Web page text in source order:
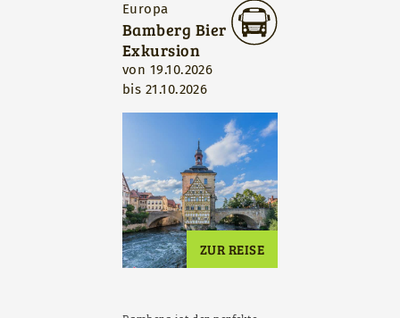
Europa
Bamberg Bier
Exkursion
von 19.10.2026
bis 21.10.2026
ZUR REISE